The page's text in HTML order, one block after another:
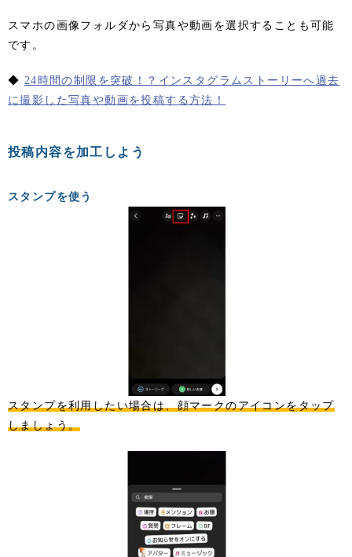
スマホの画像フォルダから写真や動画を選択することも可能
です。
◆ 24時間の制限を突破！？インスタグラムストーリーへ過去
に撮影した写真や動画を投稿する方法！
投稿内容を加工しよう
スタンプを使う
スタンプを利用したい場合は、顔マークのアイコンをタップ
しましょう。